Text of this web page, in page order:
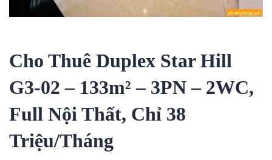
Cho Thuê Duplex Star Hill
G3-02 – 133m² – 3PN – 2WC,
Full Nội Thất, Chỉ 38
Triệu/Tháng